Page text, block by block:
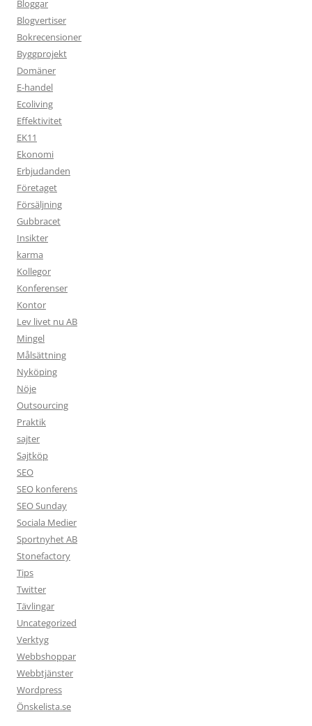
Bloggar
Blogvertiser
Bokrecensioner
Byggprojekt
Domäner
E-handel
Ecoliving
Effektivitet
EK11
Ekonomi
Erbjudanden
Företaget
Försäljning
Gubbracet
Insikter
karma
Kollegor
Konferenser
Kontor
Lev livet nu AB
Mingel
Målsättning
Nyköping
Nöje
Outsourcing
Praktik
sajter
Sajtköp
SEO
SEO konferens
SEO Sunday
Sociala Medier
Sportnyhet AB
Stonefactory
Tips
Twitter
Tävlingar
Uncategorized
Verktyg
Webbshoppar
Webbtjänster
Wordpress
Önskelista.se